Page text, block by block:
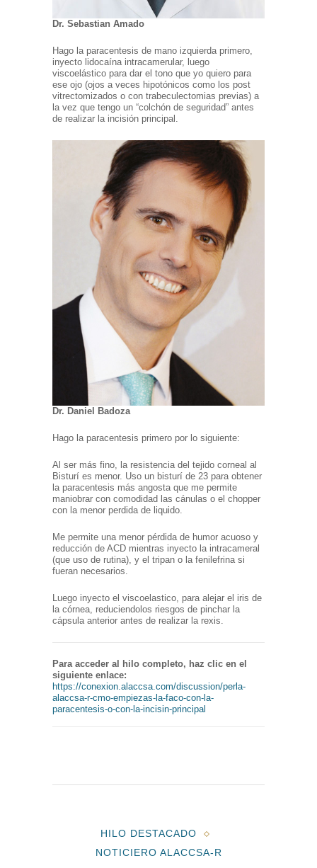
Dr. Sebastian Amado
Hago la paracentesis de mano izquierda primero,
inyecto lidocaína intracamerular, luego
viscoelástico para dar el tono que yo quiero para
ese ojo (ojos a veces hipotónicos como los post
vitrectomizados o con trabeculectomias previas) a
la vez que tengo un “colchón de seguridad” antes
de realizar la incisión principal.
Dr. Daniel Badoza
Hago la paracentesis primero por lo siguiente:
Al ser más fino, la resistencia del tejido corneal al
Bisturí es menor. Uso un bisturí de 23 para obtener
la paracentesis más angosta que me permite
maniobrar con comodidad las cánulas o el chopper
con la menor perdida de liquido.
Me permite una menor pérdida de humor acuoso y
reducción de ACD mientras inyecto la intracameral
(que uso de rutina), y el tripan o la fenilefrina si
fueran necesarios.
Luego inyecto el viscoelastico, para alejar el iris de
la córnea, reduciendolos riesgos de pinchar la
cápsula anterior antes de realizar la rexis.
Para acceder al hilo completo, haz clic en el
siguiente enlace:
https://conexion.alaccsa.com/discussion/perla-
alaccsa-r-cmo-empiezas-la-faco-con-la-
paracentesis-o-con-la-incisin-principal
HILO DESTACADO
NOTICIERO ALACCSA-R